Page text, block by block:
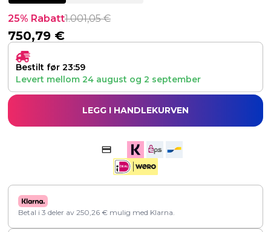
25% Rabatt1.001,05€
750,79 €
Bestilt før 23:59
Levert mellom 24 august og 2 september
LEGG I HANDLEKURVEN
Betal i 3 deler av 250,26 € mulig med Klarna.